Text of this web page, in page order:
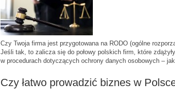
Czy Twoja firma jest przygotowana na RODO (ogólne
Jeśli tak, to zalicza się do połowy polskich firm, które
w procedurach dotyczących ochrony danych osobowych –
Czy łatwo prowadzić biznes w